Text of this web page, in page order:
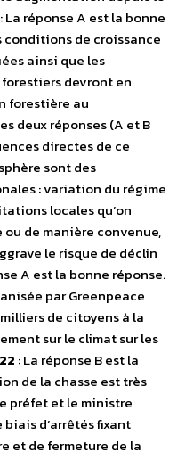
: La réponse A est la bonne
conditions de croissance
ainsi que les
devront en
forestière au
deux réponses (A et B
directes de ce
sont des
: variation du régime
locales qu’on
de manière convenue,
le risque de déclin
A est la bonne réponse.
par Greenpeace
de citoyens à la
sur le climat sur les
: La réponse B est la
de la chasse est très
préfet et le ministre
d’arrêtés fixant
et de fermeture de la